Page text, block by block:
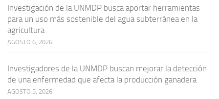
Investigación de la UNMDP busca aportar herramientas
para un uso más sostenible del agua subterránea en la
agricultura
AGOSTO 6, 2026
Investigadores de la UNMDP buscan mejorar la detección
de una enfermedad que afecta la producción ganadera
AGOSTO 5, 2026